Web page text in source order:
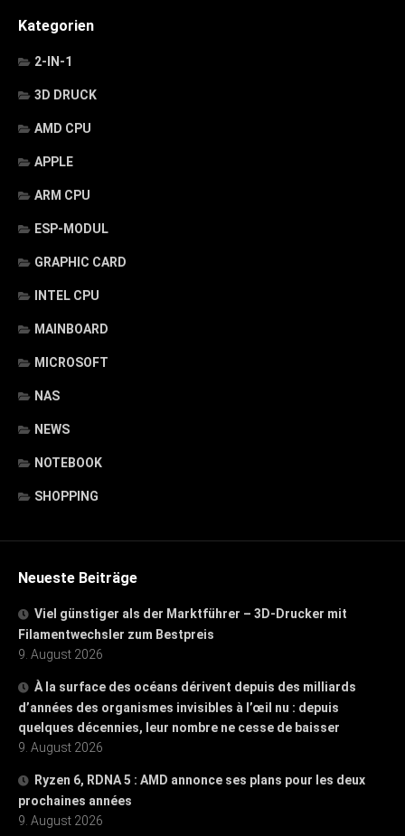
Kategorien
2-IN-1
3D DRUCK
AMD CPU
APPLE
ARM CPU
ESP-MODUL
GRAPHIC CARD
INTEL CPU
MAINBOARD
MICROSOFT
NAS
NEWS
NOTEBOOK
SHOPPING
Neueste Beiträge
Viel günstiger als der Marktführer – 3D-Drucker mit
Filamentwechsler zum Bestpreis
9. August 2026
À la surface des océans dérivent depuis des milliards
d’années des organismes invisibles à l’œil nu : depuis
quelques décennies, leur nombre ne cesse de baisser
9. August 2026
Ryzen 6, RDNA 5 : AMD annonce ses plans pour les deux
prochaines années
9. August 2026